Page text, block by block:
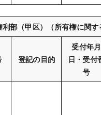
利部（甲区）（所有権に関す
登記の目的
受付年月
日・受付
号